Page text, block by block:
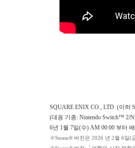
SQUARE ENIX CO., LTD. (이하
(대응 기종: Nintendo Switch™ 2/
6년 1월 7일(수) AM 00:00 부터
※Steam® 버전은 2026 년 2월 6일(